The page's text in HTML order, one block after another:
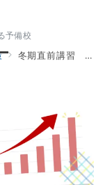
予備校
冬期直前講習 英語 講座紹介